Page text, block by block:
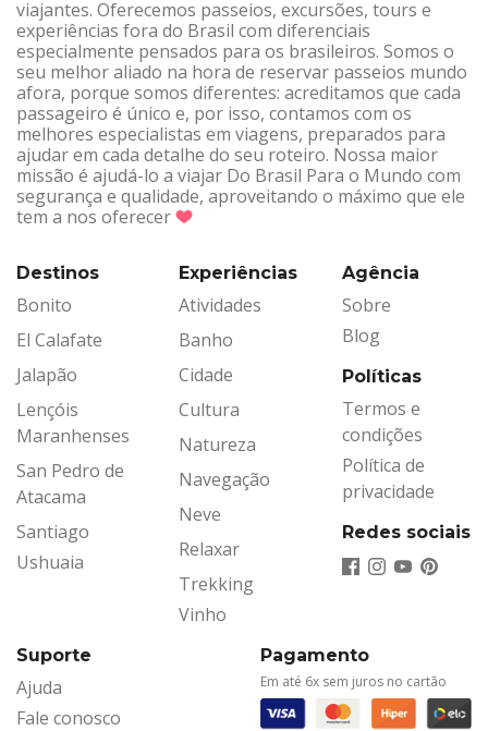
viajantes. Oferecemos passeios, excursões, tours e
experiências fora do Brasil com diferenciais
especialmente pensados para os brasileiros. Somos o
seu melhor aliado na hora de reservar passeios mundo
afora, porque somos diferentes: acreditamos que cada
passageiro é único e, por isso, contamos com os
melhores especialistas em viagens, preparados para
ajudar em cada detalhe do seu roteiro. Nossa maior
missão é ajudá-lo a viajar Do Brasil Para o Mundo com
segurança e qualidade, aproveitando o máximo que ele
tem a nos oferecer
Destinos
Bonito
El Calafate
Jalapão
Lençóis
Maranhenses
San Pedro de
Atacama
Santiago
Ushuaia
Experiências
Atividades
Banho
Cidade
Cultura
Natureza
Navegação
Neve
Relaxar
Trekking
Vinho
Agência
Sobre
Blog
Políticas
Termos e
condições
Política de
privacidade
Redes sociais
Suporte
Ajuda
Fale conosco
Pagamento
Em até 6x sem juros no cartão